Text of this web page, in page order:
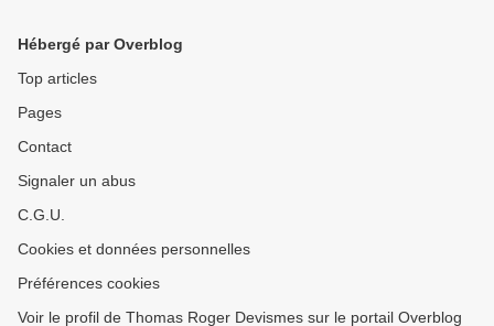
Hébergé par Overblog
Top articles
Pages
Contact
Signaler un abus
C.G.U.
Cookies et données personnelles
Préférences cookies
Voir le profil de Thomas Roger Devismes sur le portail Overblog